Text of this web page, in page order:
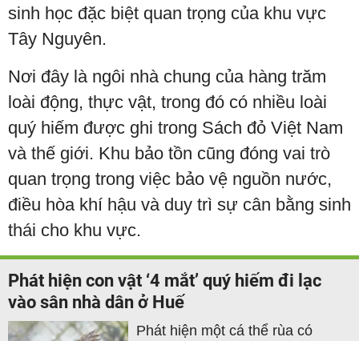
sinh học đặc biệt quan trọng của khu vực
Tây Nguyên.
Nơi đây là ngôi nhà chung của hàng trăm
loài động, thực vật, trong đó có nhiều loài
quý hiếm được ghi trong Sách đỏ Việt Nam
và thế giới. Khu bảo tồn cũng đóng vai trò
quan trọng trong việc bảo vệ nguồn nước,
điều hòa khí hậu và duy trì sự cân bằng sinh
thái cho khu vực.
Phát hiện con vật ‘4 mắt’ quý hiếm đi lạc
vào sân nhà dân ở Huế
Phát hiện một cá thể rùa có